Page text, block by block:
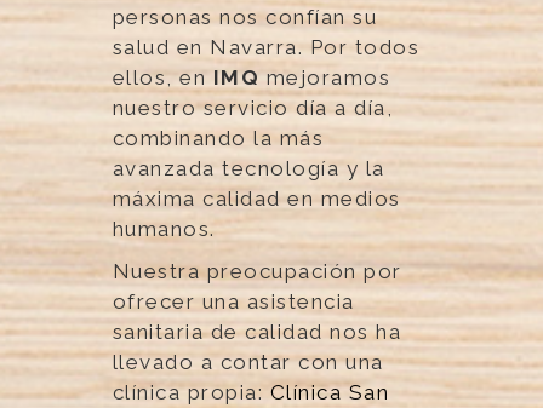
personas nos confían su
salud en Navarra. Por todos
ellos, en IMQmejoramos
nuestro servicio día a día,
combinando la más
avanzada tecnología y la
máxima calidad en medios
humanos.
Nuestra preocupación por
ofrecer una asistencia
sanitaria de calidad nos ha
llevado a contar con una
clínica propia: Clínica San